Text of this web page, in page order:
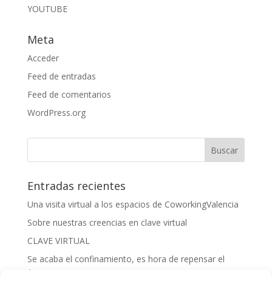
YOUTUBE
Meta
Acceder
Feed de entradas
Feed de comentarios
WordPress.org
Entradas recientes
Una visita virtual a los espacios de CoworkingValencia
Sobre nuestras creencias en clave virtual
CLAVE VIRTUAL
Se acaba el confinamiento, es hora de repensar el
futuro